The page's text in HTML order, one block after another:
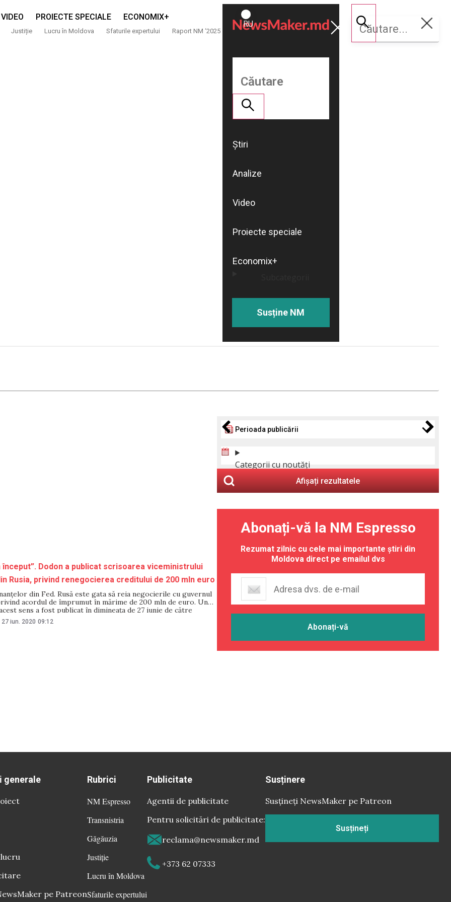
VIDEO PROIECTE SPECIALE ECONOMIX+
Justiție Lucru în Moldova Sfaturile expertului Raport NM ‘2025
ROMÂNĂ
RU
Susține
NM
Știri
Analize
Video
Proiecte speciale
Economix+
Susține NM
început”. Dodon a publicat scrisoarea viceministrului
Rusia, privind renegocierea creditului de 200 mln euro
din Fed. Rusă este gata să reia negocierile cu guvernul
acordul de împrumut în mărime de 200 mln de euro. Un
sens a fost publicat în dimineața de 27 iunie de către
Dodon, pe pagina sa de Facebook. Documentul este
27 iun. 2020 09:12
Perioada publicării
Categorii cu noutăți
Afișați rezultatele
Abonați-vă la NM Espresso
Rezumat zilnic cu cele mai importante știri din
Moldova direct pe emailul dvs
generale
pe Patreon
Rubrici
NM Espresso
Transnistria
Găgăuzia
Justiție
Lucru în Moldova
Sfaturile expertului
Publicitate
Agentii de publicitate
Pentru solicitări de publicitate:
reclama@newsmaker.md
+373 62 07333
Susținere
Susțineți NewsMaker pe Patreon
Susțineți